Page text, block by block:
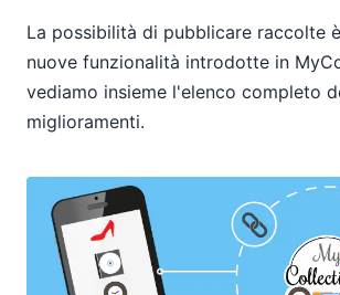
La possibilità di pubblicare raccolte
nuove funzionalità introdotte in
vediamo insieme l'elenco completo
miglioramenti.